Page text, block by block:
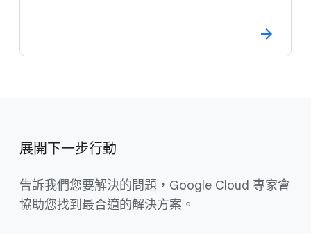
展開下一步行動
告訴我們您要解決的問題，Google Cloud 專家會
協助您找到最合適的解決方案。